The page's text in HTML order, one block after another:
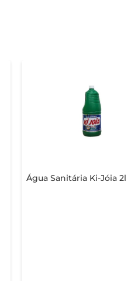
Água Sanitária Ki-Jóia 2l